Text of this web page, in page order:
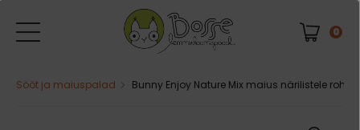
0
Sööt ja maiuspalad Bunny Enjoy Nature Mix maius närilistele